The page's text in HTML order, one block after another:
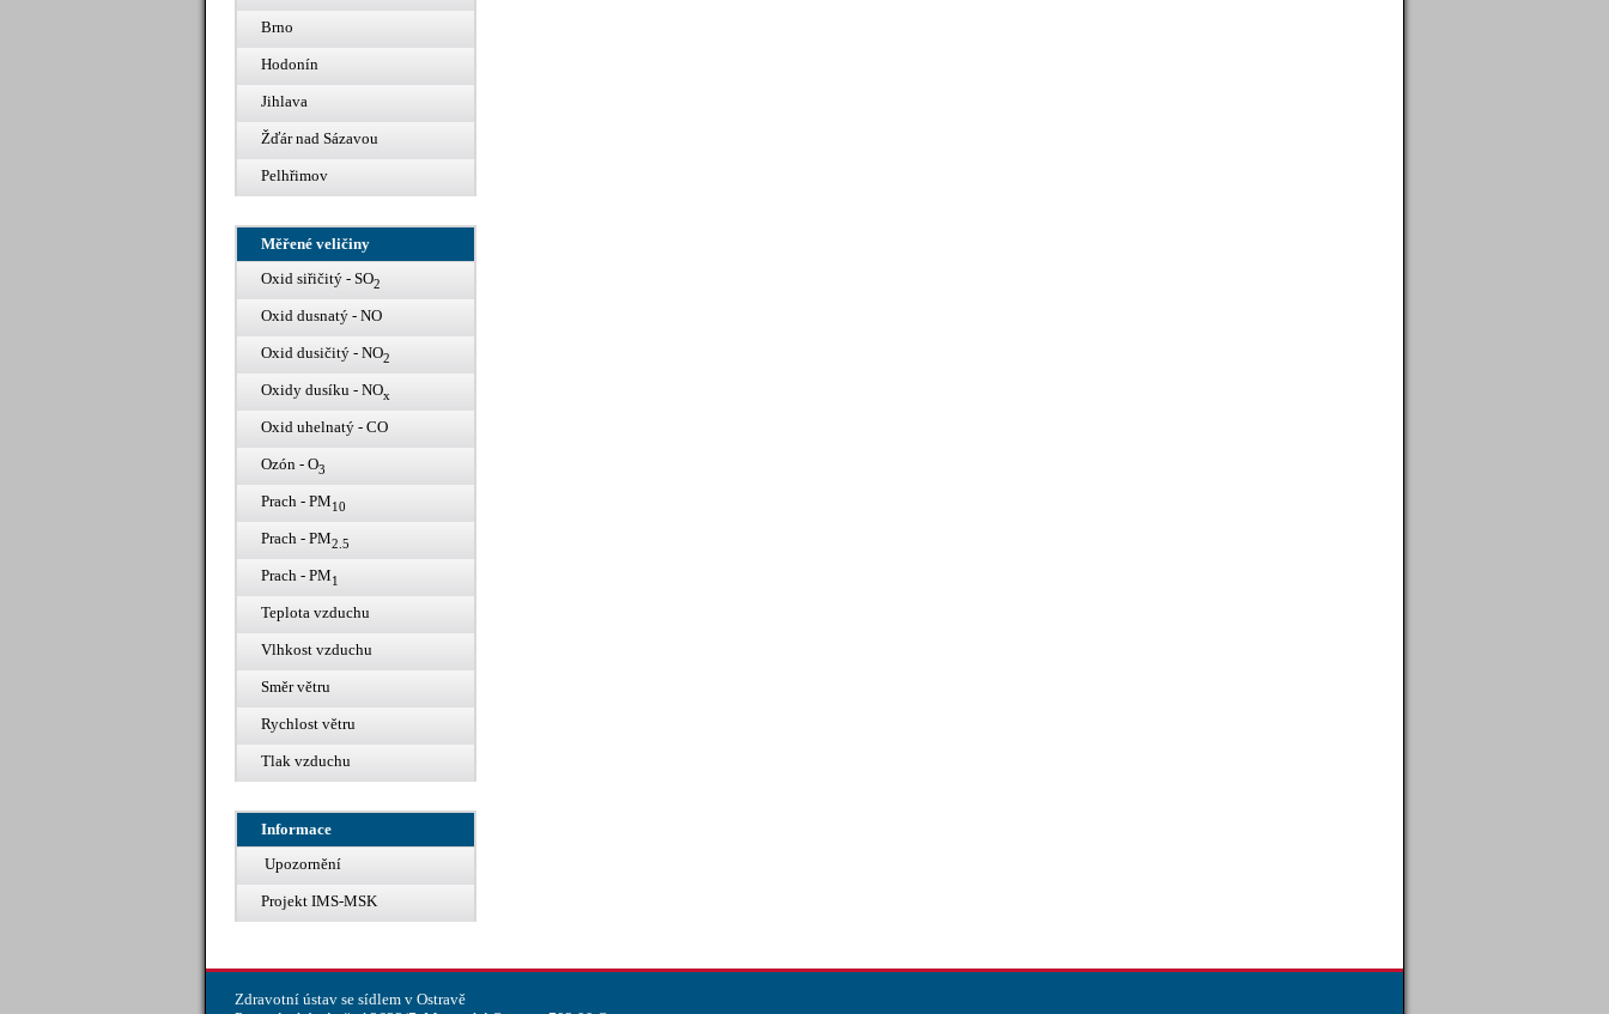
Brno
Hodonín
Jihlava
Žďár nad Sázavou
Pelhřimov
Měřené veličiny
Oxid siřičitý - SO2
Oxid dusnatý - NO
Oxid dusičitý - NO2
Oxidy dusíku - NOx
Oxid uhelnatý - CO
Ozón - O3
Prach - PM10
Prach - PM2.5
Prach - PM1
Teplota vzduchu
Vlhkost vzduchu
Směr větru
Rychlost větru
Tlak vzduchu
Informace
Upozornění
Projekt IMS-MSK
Zdravotní ústav se sídlem v Ostravě